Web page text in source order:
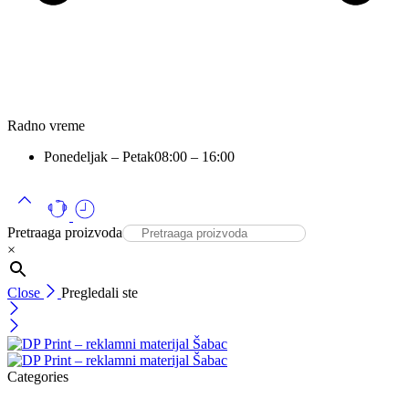
Radno vreme
Ponedeljak – Petak08:00 – 16:00
Pretraaga proizvoda
×
Close Pregledali ste
Categories